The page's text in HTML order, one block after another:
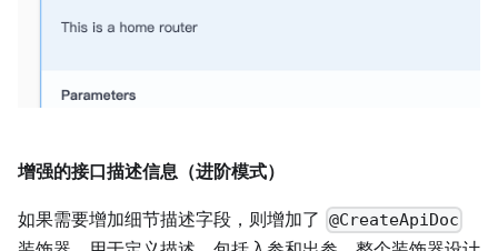
增强的接口描述信息（进阶模式）
如果需要增加细节描述字段，则增加了 @CreateApiDoc